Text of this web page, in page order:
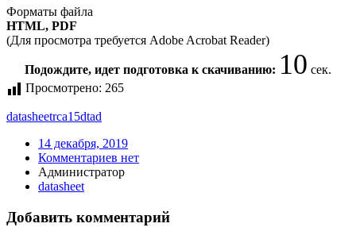
Форматы файла
HTML, PDF
(Для просмотра требуется Adobe Acrobat Reader)
Подождите, идет подготовка к скачиванию: 10 сек.
Просмотрено: 265
datasheetrca15dtad
14 декабря, 2019
Комментариев нет
Администратор
datasheet
Добавить комментарий